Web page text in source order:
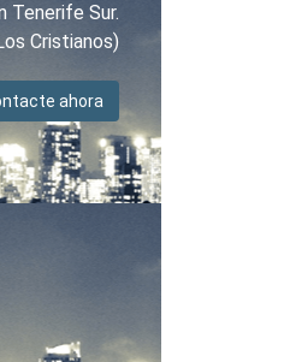
Tenerife Sur.
Cristianos)
ahora